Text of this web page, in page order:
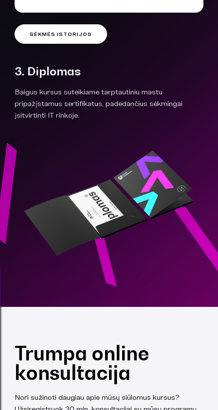
SĖKMĖS ISTORIJOS
3. Diplomas
Baigus kursus suteikiame tarptautiniu mastu
pripažįstamus sertifikatus, padedančius sėkmingai
įsitvirtinti IT rinkoje.
Trumpa online
konsultacija
Nori sužinoti daugiau apie mūsų siūlomus kursus?